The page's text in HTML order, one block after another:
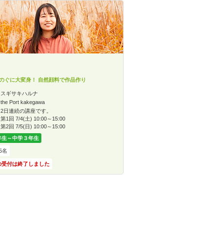
ぐに大変身！ 自然顔料で作品作り
スギサキハルナ
the Port kakegawa
2日連続の講座です。
第1回 7/4(土) 10:00～15:00
第2回 7/5(日) 10:00～15:00
生～中学３年生
名
受付は終了しました